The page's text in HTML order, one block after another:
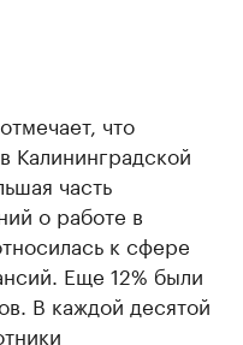
что
Калининградской
часть
о работе в
к сфере
Еще 12% были
В каждой десятой